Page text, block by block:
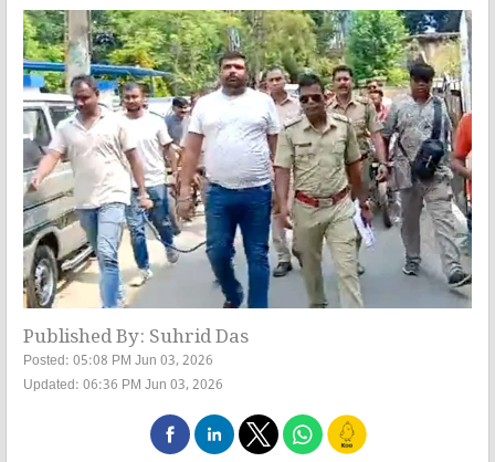
Published By: Suhrid Das
Posted: 05:08 PM Jun 03, 2026
Updated: 06:36 PM Jun 03, 2026